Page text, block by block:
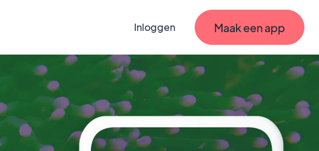
Inloggen Maak een app